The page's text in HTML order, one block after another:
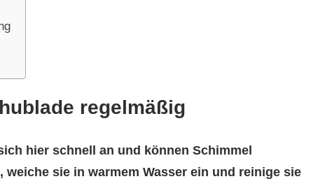
regelmäßig
hier schnell an und können Schimmel
sie in warmem Wasser ein und reinige sie